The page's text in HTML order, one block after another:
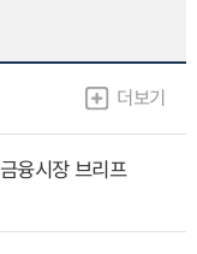
더보기
융시장 브리프